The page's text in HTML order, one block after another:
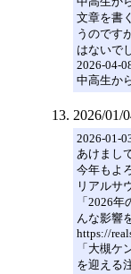
文章を書
うのです
はないで
2026-04-
中高生か
2026/01/
2026-01-
あけまし
今年もよ
リアルサ
「2026
んな影響
https://
「大槻
を迎える